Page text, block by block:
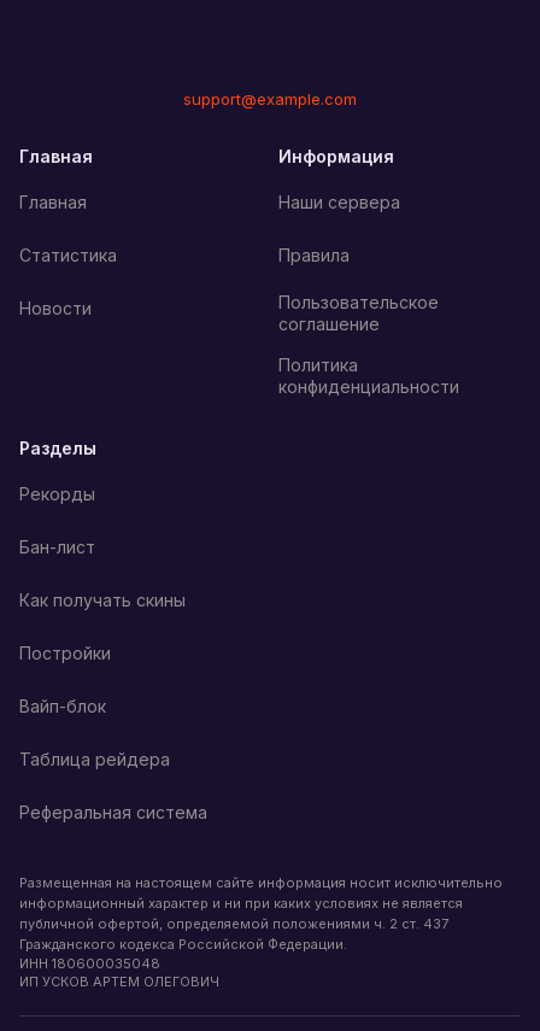
support@example.com
Главная
Главная
Статистика
Новости
Информация
Наши сервера
Правила
Пользовательское
соглашение
Политика
конфиденциальности
Разделы
Рекорды
Бан-лист
Как получать скины
Постройки
Вайп-блок
Таблица рейдера
Реферальная система
Размещенная на настоящем сайте информация носит исключительно
информационный характер и ни при каких условиях не является
публичной офертой, определяемой положениями ч. 2 ст. 437
Гражданского кодекса Российской Федерации.
ИНН 180600035048
ИП УСКОВ АРТЕМ ОЛЕГОВИЧ